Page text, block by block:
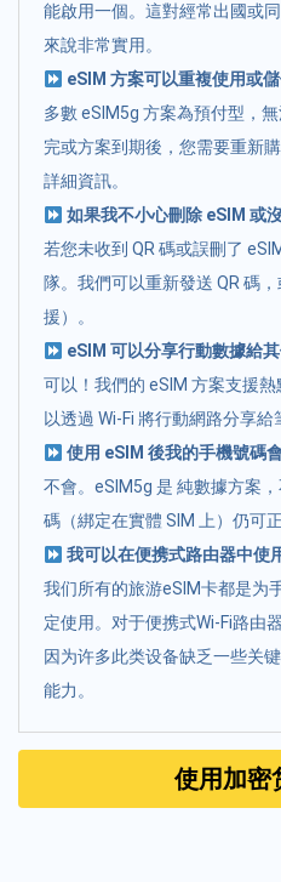
能啟用一個。這對經常出國或
來說非常實用。
eSIM 方案可以重複使用或
多數 eSIM5g 方案為預付型，
完或方案到期後，您需要重新
詳細資訊。
如果我不小心刪除 eSIM 或
若您未收到 QR 碼或誤刪了
隊。我們可以重新發送 QR 碼
援）。
eSIM 可以分享行動數據給
可以！我們的 eSIM 方案支援
以透過 Wi-Fi 將行動網路分享給
使用 eSIM 後我的手機號碼
不會。eSIM5g 是 純數據方案
碼（綁定在實體 SIM 上）仍可
我可以在便携式路由器中使
我们所有的旅游eSIM卡都是为
定使用。对于便携式Wi-Fi路由
因为许多此类设备缺乏一些关
能力。
使用加密